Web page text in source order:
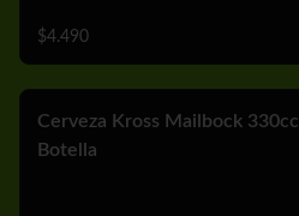
$4.490
Cerveza Kross Mailbock 330cc
Botella